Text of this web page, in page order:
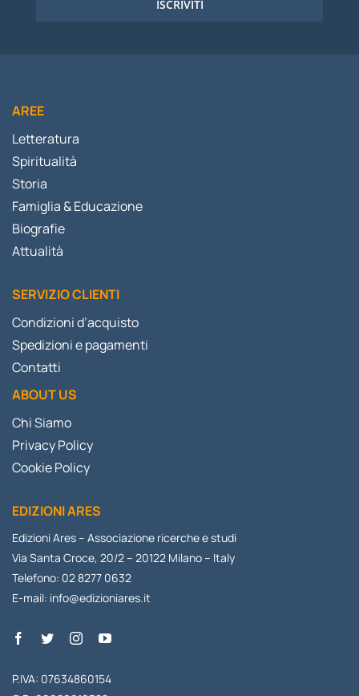
ISCRIVITI
AREE
Letteratura
Spiritualità
Storia
Famiglia & Educazione
Biografie
Attualità
SERVIZIO CLIENTI
Condizioni d’acquisto
Spedizioni e pagamenti
Contatti
ABOUT US
Chi Siamo
Privacy Policy
Cookie Policy
EDIZIONI ARES
Edizioni Ares – Associazione ricerche e studi
Via Santa Croce, 20/2 – 20122 Milano – Italy
Telefono: 02 8277 0632
E-mail: info@edizioniares.it
P.IVA: 07634860154